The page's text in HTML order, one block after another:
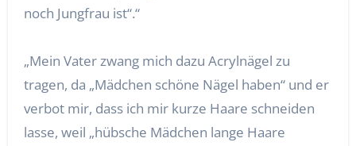
noch Jungfrau ist“.“
„Mein Vater zwang mich dazu Acrylnägel zu
tragen, da „Mädchen schöne Nägel haben“ und er
verbot mir, dass ich mir kurze Haare schneiden
lasse, weil „hübsche Mädchen lange Haare